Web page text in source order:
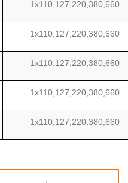
1х110,127,220,380,660
1х110,127,220,380,660
1х110,127,220,380,660
1х110,127,220,380,660
1х110,127,220,380,660